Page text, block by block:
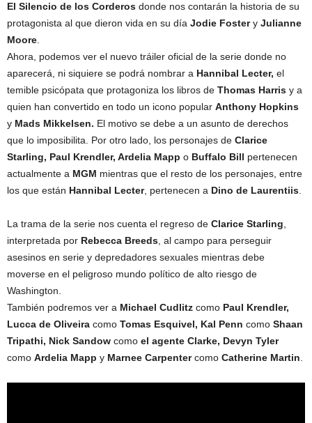
El Silencio de los Corderos donde nos contarán la historia de su
protagonista al que dieron vida en su día Jodie Fostery Julianne
Moore
Ahora, podemos ver el nuevo tráiler oficial de la serie donde no
aparecerá, ni siquiere se podrá nombrar a Hannibal Lecter, el
temible psicópata que protagoniza los libros de Thomas Harris y a
quien han convertido en todo un icono popular Anthony Hopkins
y Mads Mikkelsen. El motivo se debe a un asunto de derechos
que lo imposibilita. Por otro lado, los personajes de Clarice
Starling, Paul Krendler, Ardelia Mapp o Buffalo Bill pertenecen
actualmente a MGM mientras que el resto de los personajes, entre
los que están Hannibal Lecter, pertenecen a Dino de Laurentiis
La trama de la serie nos cuenta el regreso de Clarice Starling
interpretada por Rebecca Breeds , al campo para perseguir
asesinos en serie y depredadores sexuales mientras debe
moverse en el peligroso mundo político de alto riesgo de
Washington.
También podremos ver a Michael Cudlitz como Paul Krendler,
Lucca de Oliveira como Tomas Esquivel, Kal Penn como Shaan
Tripathi, Nick Sandow como el agente Clarke, Devyn Tyler
como Ardelia Mapp y Marnee Carpentercomo Catherine Martin